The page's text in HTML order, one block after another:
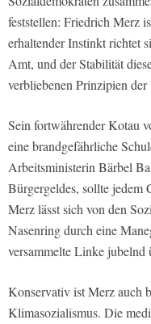
feststellen: Friedrich Merz
erhaltender Instinkt richtet
Amt, und der Stabilität
verbliebenen Prinzipien
Sein fortwährender Kotau
eine brandgefährliche
Arbeitsministerin Bärbel
Bürgergeldes, sollte jedem
Merz lässt sich von den
Nasenring durch eine
versammelte Linke jubelnd
Konservativ ist Merz auch
Klimasozialismus. Die